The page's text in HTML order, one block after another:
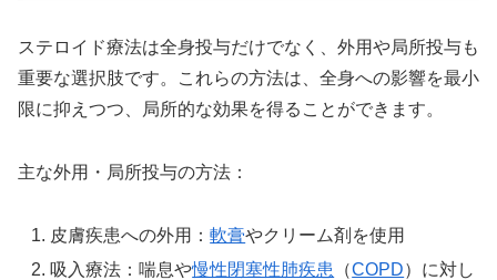
ステロイド療法は全身投与だけでなく、外用や局所投与も
重要な選択肢です。これらの方法は、全身への影響を最小
限に抑えつつ、局所的な効果を得ることができます。
主な外用・局所投与の方法：
皮膚疾患への外用：軟膏やクリーム剤を使用
吸入療法：喘息や慢性閉塞性肺疾患 （COPD）に対し